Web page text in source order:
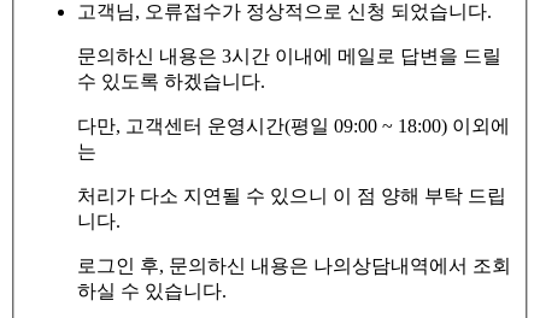
고객님, 오류접수가 정상적으로 신청 되었습니다.
문의하신 내용은 3시간 이내에 메일로 답변을 드릴
수 있도록 하겠습니다.
다만, 고객센터 운영시간(평일 09:00 ~ 18:00) 이외에
는
처리가 다소 지연될 수 있으니 이 점 양해 부탁 드립
니다.
로그인 후, 문의하신 내용은 나의상담내역에서 조회
하실 수 있습니다.